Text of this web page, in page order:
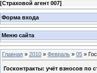
[Страховой агент 007]
Форма входа
Меню сайта
Главная » 2010 » Февраль » 05 »
Госконтракты: учёт взносов по